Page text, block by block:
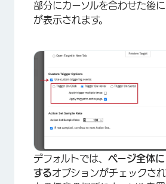
部分にカーソルを合わせた後
が表示されます。
デフォルトでは、 ページ全体
するオプションがチェックさ